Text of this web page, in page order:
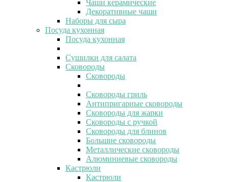
Чаши керамические
Декоративные чаши
Наборы для сыра
Посуда кухонная
Посуда кухонная
Сушилки для салата
Сковороды
Сковороды
Сковороды гриль
Антипригарные сковороды
Сковороды для жарки
Сковороды с ручкой
Сковороды для блинов
Большие сковороды
Металлические сковороды
Алюминиевые сковороды
Кастрюли
Кастрюли